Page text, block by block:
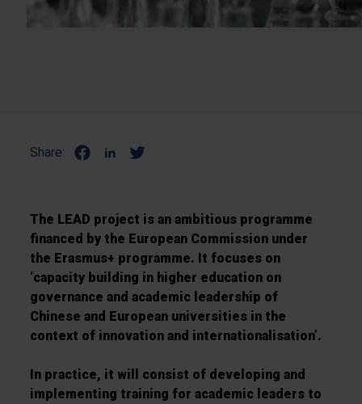
Share:
The LEAD project is an ambitious programme
financed by the European Commission under
the Erasmus+ programme. It focuses on
‘capacity building in higher education on
governance and academic leadership of
Chinese and European universities in the
context of innovation and internationalisation’.
In practice, it will consist of developing and
implementing training for academic leaders to